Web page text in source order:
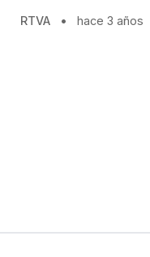
RTVA • hace 3 años